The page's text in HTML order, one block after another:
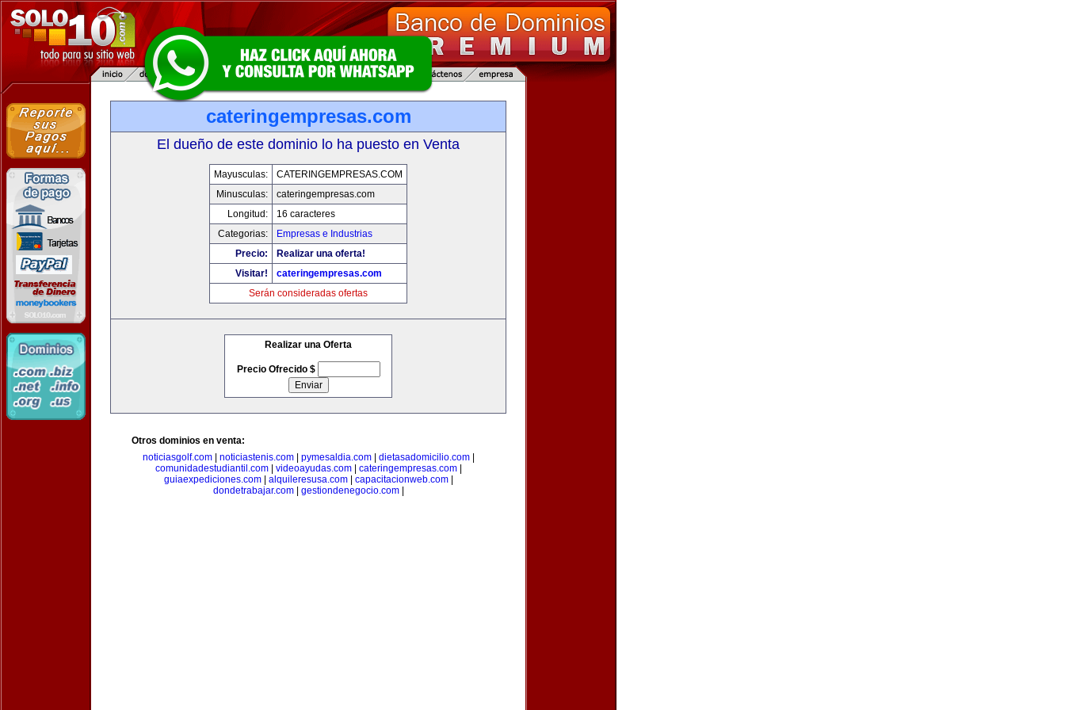
cateringempresas.com
El dueño de este dominio lo ha puesto en Venta
Mayusculas:
CATERINGEMPRESAS.COM
Minusculas:
cateringempresas.com
Longitud:
16 caracteres
Categorias:
Empresas e Industrias
Precio:
Realizar una oferta!
Visitar!
cateringempresas.com
Serán consideradas ofertas
Realizar una Oferta
Precio Ofrecido $
Otros dominios en venta:
noticiasgolf.com| noticiastenis.com| pymesaldia.com| dietasadomicilio.com|
comunidadestudiantil.com| videoayudas.com| cateringempresas.com|
guiaexpediciones.com| alquileresusa.com| capacitacionweb.com|
dondetrabajar.com| gestiondenegocio.com|